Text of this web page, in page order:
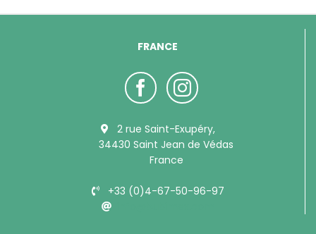
FRANCE
2 rue Saint-Exupéry,
34430 Saint Jean de Védas
France
+33 (0)4-67-50-96-97